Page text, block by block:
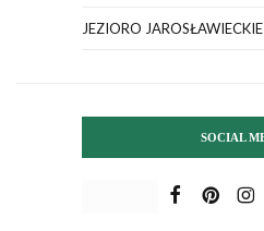
JEZIORO
SOCIAL